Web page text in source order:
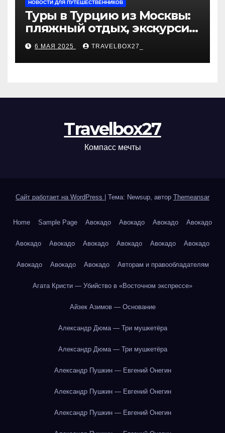
НОВОСТИ ДЛЯ ПУТЕШЕСТВЕННИКОВ
Туры в Турцию из Москвы:
пляжный отдых, экскурсии
и лучшие курорты
6 МАЯ 2025 TRAVELBOX27_
Travelbox27
Компасс мечты
Сайт работает на WordPress Тема: Newsup, автор Themeansar
Home Sample Page Авокадо Авокадо Авокадо Авокадо
Авокадо Авокадо Авокадо Авокадо Авокадо Авокадо
Авокадо Авокадо Авокадо Авторам и правообладателям
Агата Кристи — Убийство в «Восточном экспрессе»
Айзек Азимов — Основание
Александр Дюма — Три мушкетёра
Александр Дюма — Три мушкетёра
Александр Пушкин — Евгений Онегин
Александр Пушкин — Евгений Онегин
Александр Пушкин — Евгений Онегин